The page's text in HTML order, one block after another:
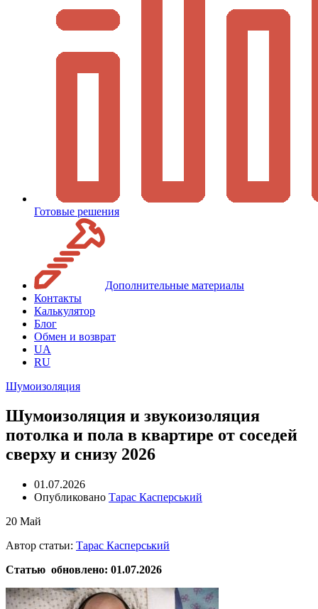
Готовые решения
Дополнительные материалы
Контакты
Калькулятор
Блог
Обмен и возврат
UA
RU
Шумоизоляция
Шумоизоляция и звукоизоляция
потолка и пола в квартире от соседей
сверху и снизу 2026
01.07.2026
Опубликовано Тарас Касперський
20 Май
Автор статьи: Тарас Касперський
Статью обновлено: 01.07.2026